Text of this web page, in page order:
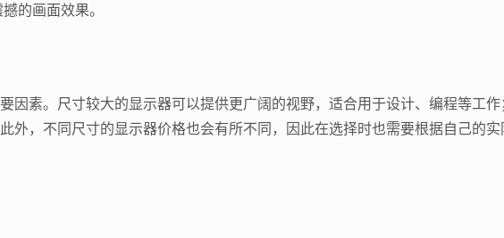
的画面效果。
因素。尺寸较大的显示器可以提供更广阔的视野，适合用于设计、编程等工
外，不同尺寸的显示器价格也会有所不同，因此在选择时也需要根据自己的